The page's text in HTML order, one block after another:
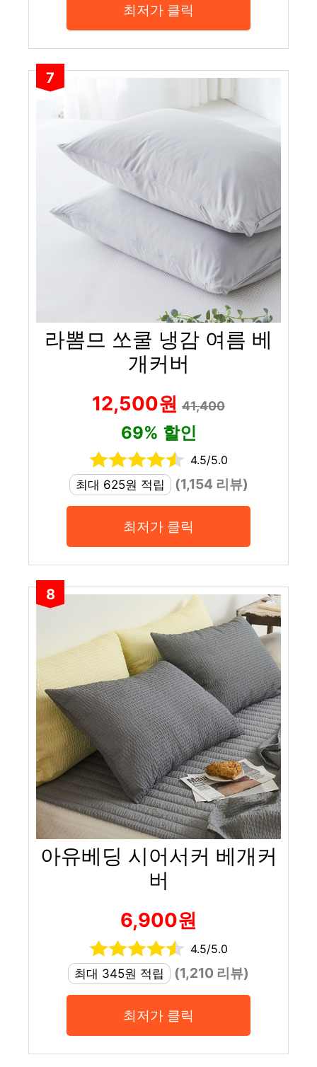
최저가 클릭
7
라뽐므 쏘쿨 냉감 여름 베
개커버
12,500원 41,400
69% 할인
4.5/5.0
최대 625원 적립
(1,154 리뷰)
최저가 클릭
8
아유베딩 시어서커 베개커
버
6,900원
4.5/5.0
최대 345원 적립
(1,210 리뷰)
최저가 클릭